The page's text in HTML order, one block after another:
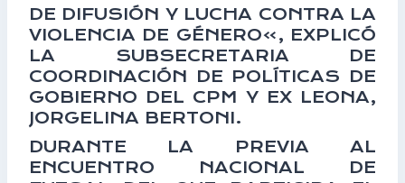
DE DIFUSIÓN Y LUCHA CONTRA LA
VIOLENCIA DE GÉNERO», EXPLICÓ
LA SUBSECRETARIA DE
COORDINACIÓN DE POLÍTICAS DE
GOBIERNO DEL CPM Y EX LEONA,
JORGELINA BERTONI.
DURANTE LA PREVIA AL
ENCUENTRO NACIONAL DE